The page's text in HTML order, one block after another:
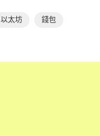
以太坊 錢包